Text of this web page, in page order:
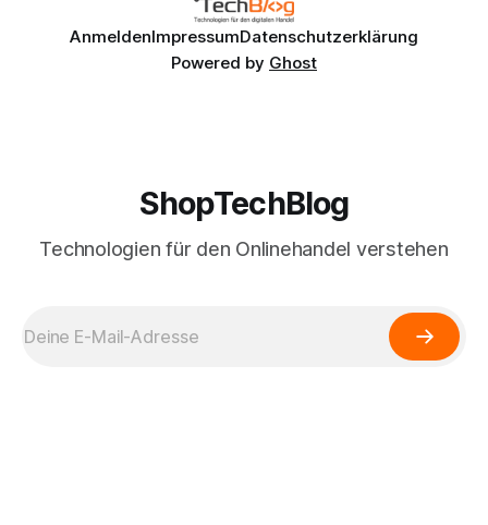
AnmeldenImpressumDatenschutzerklärung
Powered by Ghost
ShopTechBlog
Technologien für den Onlinehandel verstehen